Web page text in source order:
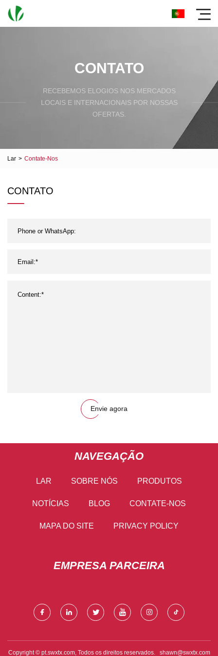
CONTATO
RECEBEMOS ELOGIOS NOS MERCADOS
LOCAIS E INTERNACIONAIS POR NOSSAS
OFERTAS.
Lar > Contate-Nos
CONTATO
Envie agora
NAVEGAÇÃO
LAR SOBRE NÓS PRODUTOS
NOTÍCIAS BLOG CONTATE-NOS
MAPA DO SITE PRIVACY POLICY
EMPRESA PARCEIRA
Copyright © pt.swxtx.com, Todos os direitos reservados. shawn@swxtx.com